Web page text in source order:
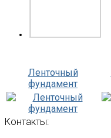
Ленточный
фундамент
Контакты: